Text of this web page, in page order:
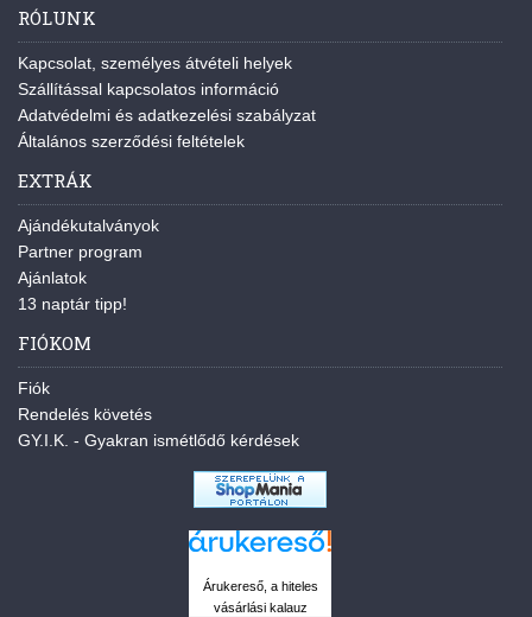
RÓLUNK
Kapcsolat, személyes átvételi helyek
Szállítással kapcsolatos információ
Adatvédelmi és adatkezelési szabályzat
Általános szerződési feltételek
EXTRÁK
Ajándékutalványok
Partner program
Ajánlatok
13 naptár tipp!
FIÓKOM
Fiók
Rendelés követés
GY.I.K. - Gyakran ismétlődő kérdések
Árukereső, a hiteles
vásárlási kalauz